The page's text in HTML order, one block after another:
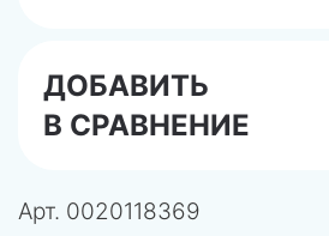
ДОБАВИТЬ
В СРАВНЕНИЕ
Арт. 0020118369